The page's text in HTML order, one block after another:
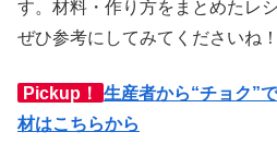
す。材料・作り方をまとめたレ
ぜひ参考にしてみてくださいね！
Pickup！
生産者から“チョク”
材はこちらから